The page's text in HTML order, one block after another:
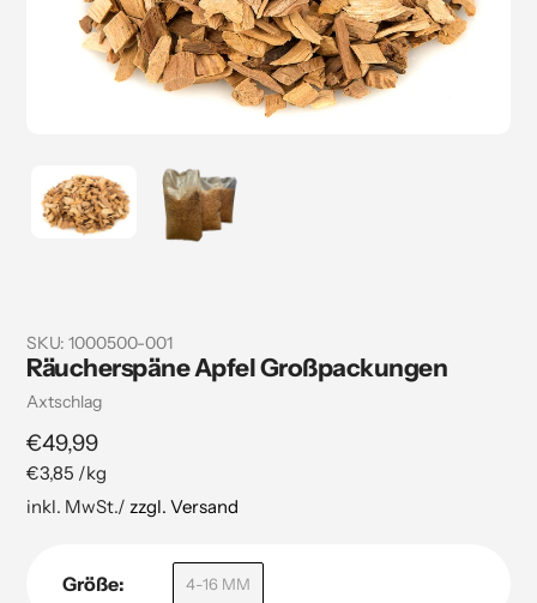
SKU: 1000500-001
Räucherspäne Apfel Großpackungen
Verkäuferin
Axtschlag
Regulärer
Preis
€49,99
Stückpreis
€3,85 /pro
kg
inkl. MwSt./ zzgl. Versand
Größe: 4-16 MM